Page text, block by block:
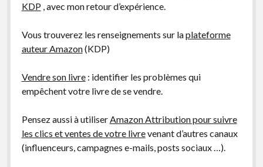
KDP, avec mon retour d’expérience.
Vous trouverez les renseignements sur laplateforme
auteur Amazon(KDP)
Vendre son livre: identifier les problèmes qui
empêchent votre livre de se vendre.
Pensez aussi à utiliserAmazon Attribution pour suivre
les clics et ventes de votre livrevenant d’autres canaux
(influenceurs, campagnes e-mails, posts sociaux …).